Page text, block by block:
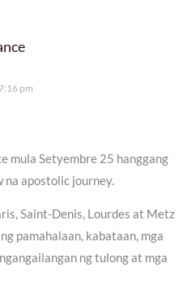
pm
mula Setyembre 25 hanggang
na apostolic journey.
Saint-Denis, Lourdes at Metz
pamahalaan, kabataan, mga
ng tulong at mga